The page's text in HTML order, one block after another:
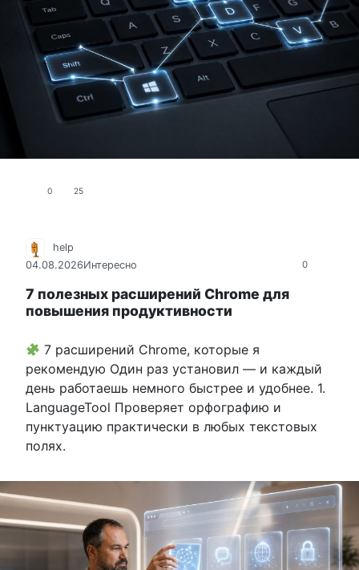
0 25
0
help
04.08.2026Интересно
7 полезных расширений Chrome для
повышения продуктивности
7 расширений Chrome, которые я
рекомендую Один раз установил — и каждый
день работаешь немного быстрее и удобнее. 1.
LanguageTool Проверяет орфографию и
пунктуацию практически в любых текстовых
полях.